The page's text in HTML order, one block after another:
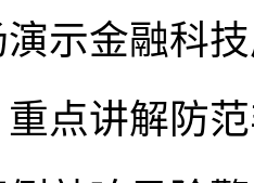
示金融科
点讲解防